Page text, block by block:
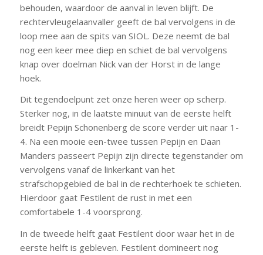
behouden, waardoor de aanval in leven blijft. De
rechtervleugelaanvaller geeft de bal vervolgens in de
loop mee aan de spits van SIOL. Deze neemt de bal
nog een keer mee diep en schiet de bal vervolgens
knap over doelman Nick van der Horst in de lange
hoek.
Dit tegendoelpunt zet onze heren weer op scherp.
Sterker nog, in de laatste minuut van de eerste helft
breidt Pepijn Schonenberg de score verder uit naar 1-
4. Na een mooie een-twee tussen Pepijn en Daan
Manders passeert Pepijn zijn directe tegenstander om
vervolgens vanaf de linkerkant van het
strafschopgebied de bal in de rechterhoek te schieten.
Hierdoor gaat Festilent de rust in met een
comfortabele 1-4 voorsprong.
In de tweede helft gaat Festilent door waar het in de
eerste helft is gebleven. Festilent domineert nog